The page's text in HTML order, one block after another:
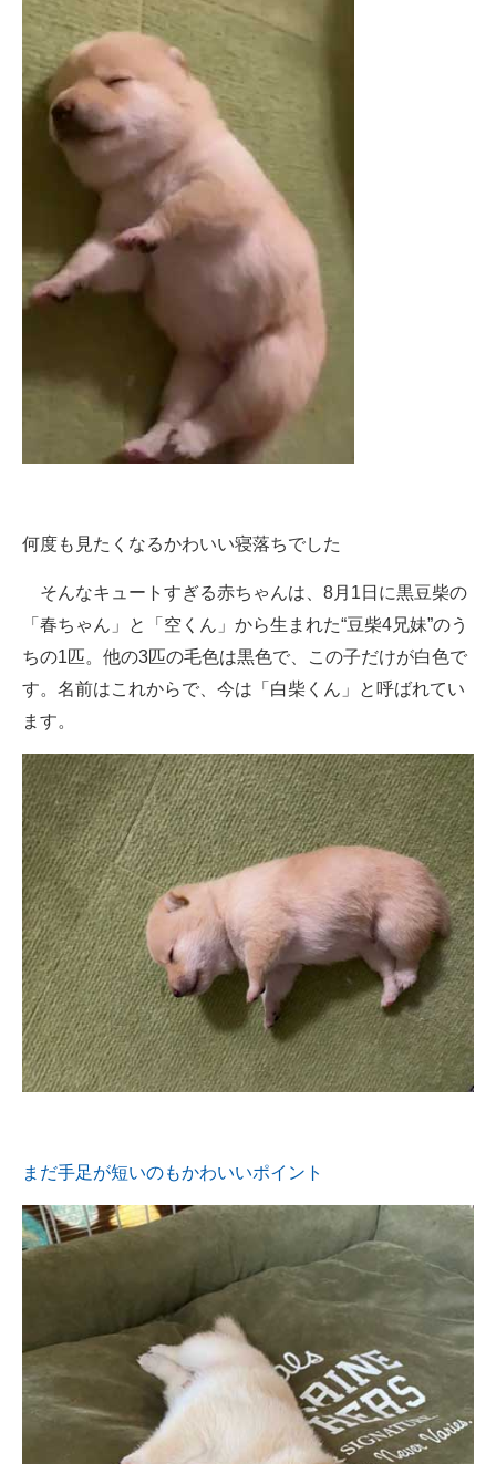
何度も見たくなるかわいい寝落ちでした
そんなキュートすぎる赤ちゃんは、8月1日に黒豆柴の
「春ちゃん」と「空くん」から生まれた“豆柴4兄妹”のう
ちの1匹。他の3匹の毛色は黒色で、この子だけが白色で
す。名前はこれからで、今は「白柴くん」と呼ばれてい
ます。
まだ手足が短いのもかわいいポイント